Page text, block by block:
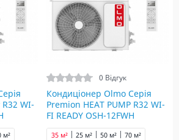
WI-
м²
0 Відгук
Кондиціонер Olmo Серія
Premion HEAT PUMP R32 WI-
FI READY OSH-12FWH
25 м²
35 м² 50 м² 70 м²